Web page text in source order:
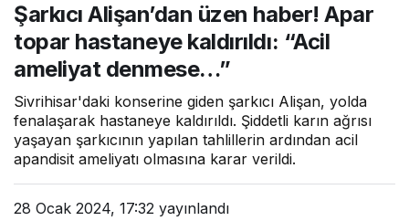
hastaneye kaldırıldı: “Acil
ameliyat denmese…”
Şarkıcı Alişan’dan üzen haber! Apar
topar hastaneye kaldırıldı: “Acil
ameliyat denmese…”
Sivrihisar'daki konserine giden şarkıcı Alişan, yolda
fenalaşarak hastaneye kaldırıldı. Şiddetli karın ağrısı
yaşayan şarkıcının yapılan tahlillerin ardından acil
apandisit ameliyatı olmasına karar verildi.
28 Ocak 2024, 17:32 yayınlandı